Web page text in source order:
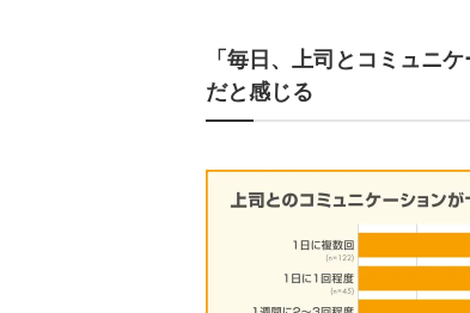
「毎日、上司とコミュニ
だと感じる